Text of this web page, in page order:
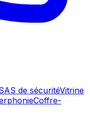
de sécuritéVitrine
Coffre-